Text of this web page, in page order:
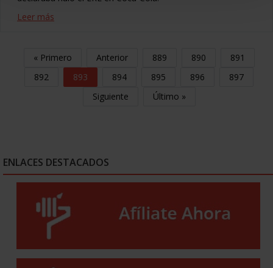
Leer más
« Primero Anterior 889 890
891
892
893 894 895 896
897
Siguiente
Último »
ENLACES DESTACADOS